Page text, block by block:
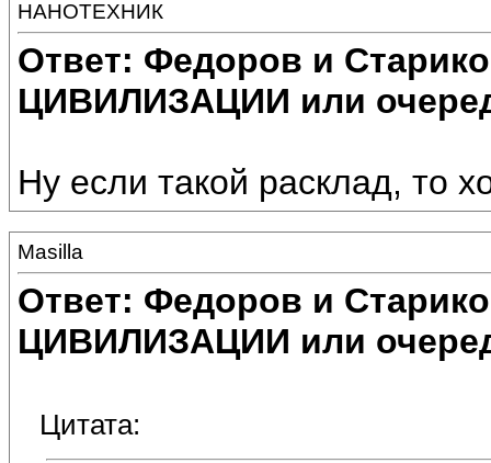
НАНОТЕХНИК
Ответ: Федоров и
ЦИВИЛИЗАЦИИ или
Ну если такой расклад, то
Masilla
Ответ: Федоров и
ЦИВИЛИЗАЦИИ или
Цитата: